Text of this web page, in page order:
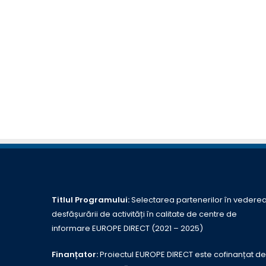
Titlul Programului:Selectarea partenerilor în
desfășurării de activități în calitate de centre de
informare EUROPE DIRECT (2021 – 2025)
Finanțator:Proiectul EUROPE DIRECT este cofinanțat de